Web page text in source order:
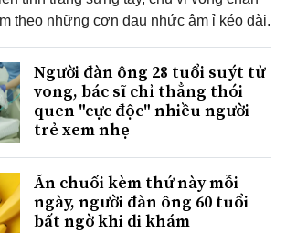
theo những cơn đau nhức âm ỉ kéo dài.
Người đàn ông 28 tuổi suýt tử
vong, bác sĩ chỉ thẳng thói
quen "cực độc" nhiều người
trẻ xem nhẹ
Ăn chuối kèm thứ này mỗi
ngày, người đàn ông 60 tuổi
bất ngờ khi đi khám